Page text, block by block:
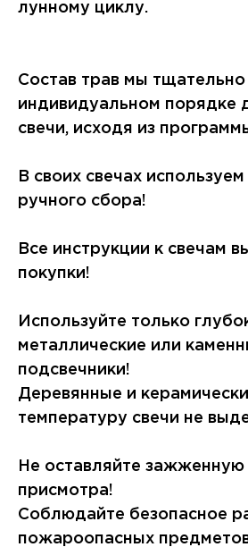
лунному циклу.
Состав трав мы
индивидуальном порядке
свечи, исходя из
В своих свечах
ручного сбора!
Все инструкции к свечам
покупки!
Используйте только
металлические или
подсвечники!
Деревянные и
температуру свечи не
Не оставляйте зажженную
присмотра!
Соблюдайте безопасное
пожароопасных